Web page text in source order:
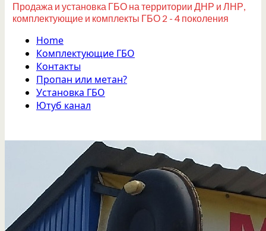
Продажа и установка ГБО на территории ДНР и ЛНР,
комплектующие и комплекты ГБО 2 - 4 поколения
Home
Комплектующие ГБО
Контакты
Пропан или метан?
Установка ГБО
Ютуб канал